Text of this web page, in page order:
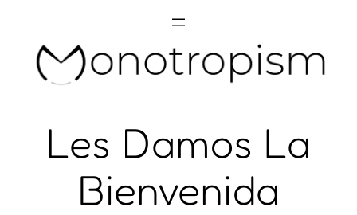
content
Les Damos La
Bienvenida